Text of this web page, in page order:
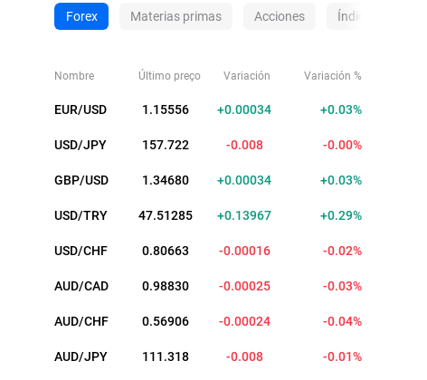
Forex Materias primas Acciones Índices
Nombre Último preço Variación Variación %
EUR/USD 1.15565 +0.00043 +0.04%
USD/JPY 157.723 -0.007 -0.00%
GBP/USD 1.34687 +0.00041 +0.03%
USD/TRY 47.51277 +0.13959 +0.29%
USD/CHF 0.80688 -0.00009 -0.01%
AUD/CAD 0.98816 -0.00039 -0.04%
AUD/CHF 0.56901 -0.00029 -0.05%
AUD/JPY 111.326 -0.016 -0.01%